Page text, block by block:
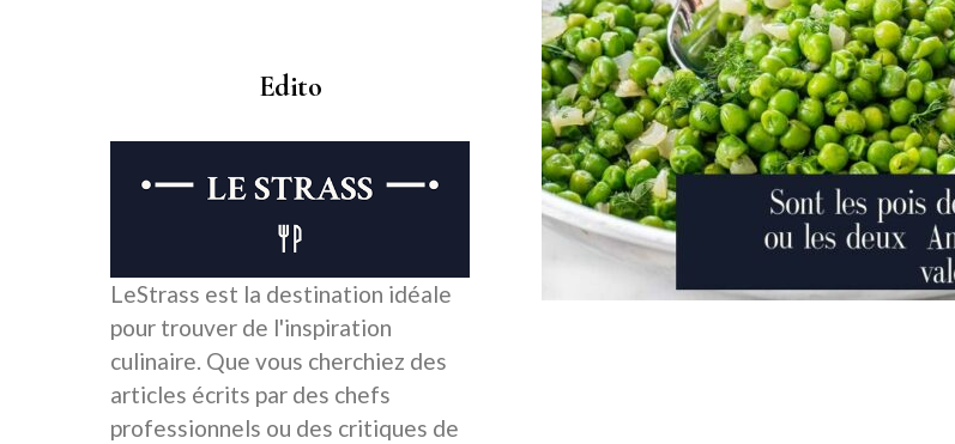
Edito
LeStrass est la destination idéale
pour trouver de l'inspiration
culinaire. Que vous cherchiez des
articles écrits par des chefs
professionnels ou des critiques de